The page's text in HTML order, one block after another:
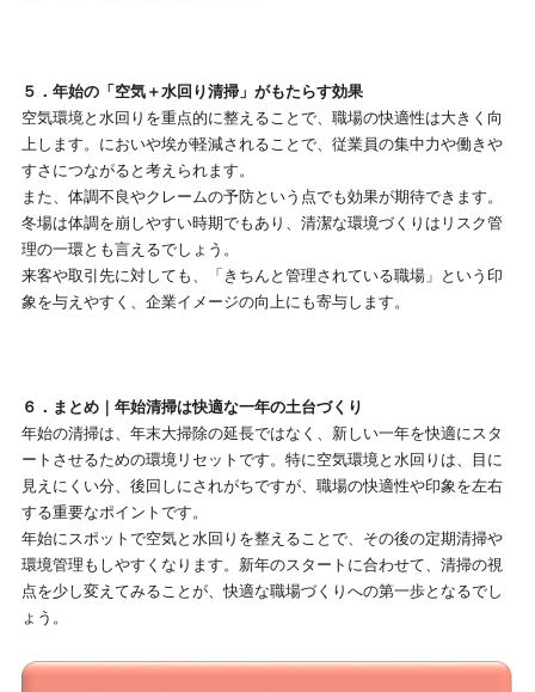
５．年始の「空気＋水回り清掃」がもたらす効果
空気環境と水回りを重点的に整えることで、職場の快適性は大きく向
上します。においや埃が軽減されることで、従業員の集中力や働きや
すさにつながると考えられます。
また、体調不良やクレームの予防という点でも効果が期待できます。
冬場は体調を崩しやすい時期でもあり、清潔な環境づくりはリスク管
理の一環とも言えるでしょう。
来客や取引先に対しても、「きちんと管理されている職場」という印
象を与えやすく、企業イメージの向上にも寄与します。
６．まとめ｜年始清掃は快適な一年の土台づくり
年始の清掃は、年末大掃除の延長ではなく、新しい一年を快適にスタ
ートさせるための環境リセットです。特に空気環境と水回りは、目に
見えにくい分、後回しにされがちですが、職場の快適性や印象を左右
する重要なポイントです。
年始にスポットで空気と水回りを整えることで、その後の定期清掃や
環境管理もしやすくなります。新年のスタートに合わせて、清掃の視
点を少し変えてみることが、快適な職場づくりへの第一歩となるでし
ょう。